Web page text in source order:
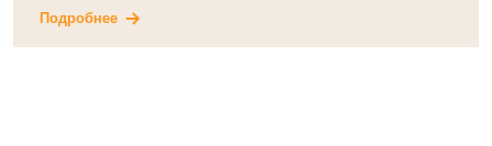
Подробнее